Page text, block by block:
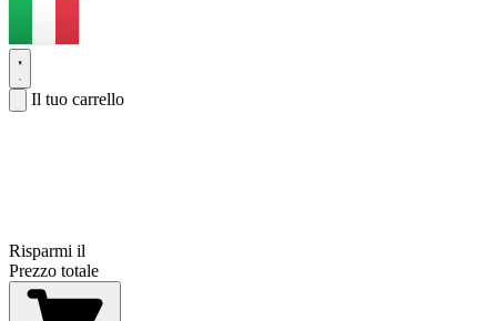
Il tuo carrello
Risparmi il
Prezzo totale